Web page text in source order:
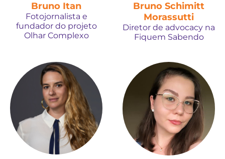
Bruno Itan
Fotojornalista e
fundador do projeto
Olhar Complexo
Bruno Schimitt
Morassutti
Diretor de advocacy na
Fiquem Sabendo